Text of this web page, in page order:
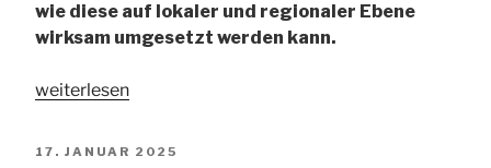
wie diese auf lokaler und regionaler Ebene
wirksam umgesetzt werden kann.
„GfS-
weiterlesen
VERÖFFENTLICHT
17. JANUAR 2025